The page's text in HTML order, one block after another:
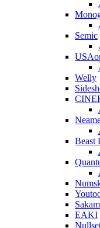
Semic
Welly
Beast
EAKI